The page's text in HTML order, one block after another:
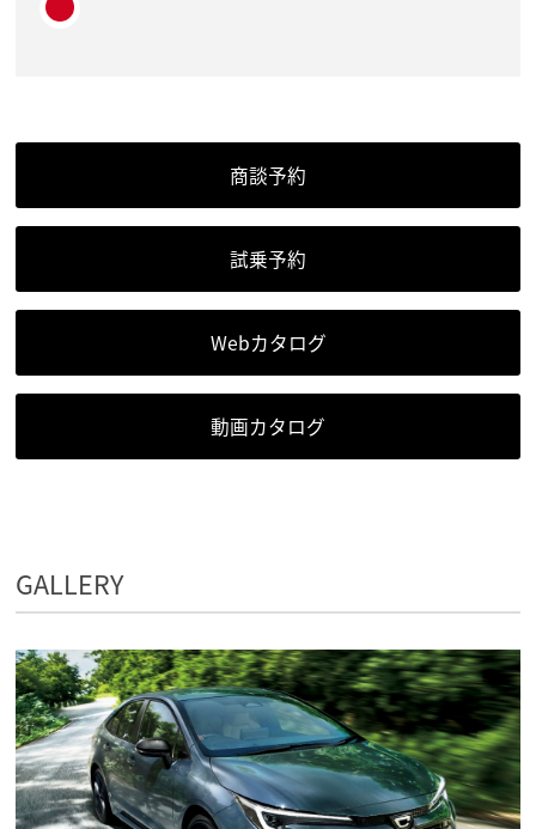
商談予約
試乗予約
Webカタログ
動画カタログ
GALLERY